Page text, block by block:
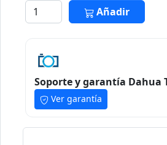
Añadir
Soporte y garantía Dahua
Ver garantía